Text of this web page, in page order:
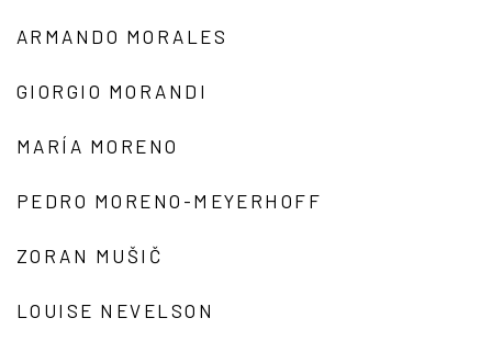
ARMANDO MORALES
GIORGIO MORANDI
MARÍA MORENO
PEDRO MORENO-MEYERHOFF
ZORAN MUŠIČ
LOUISE NEVELSON